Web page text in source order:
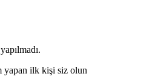
yapan ilk kişi siz olun